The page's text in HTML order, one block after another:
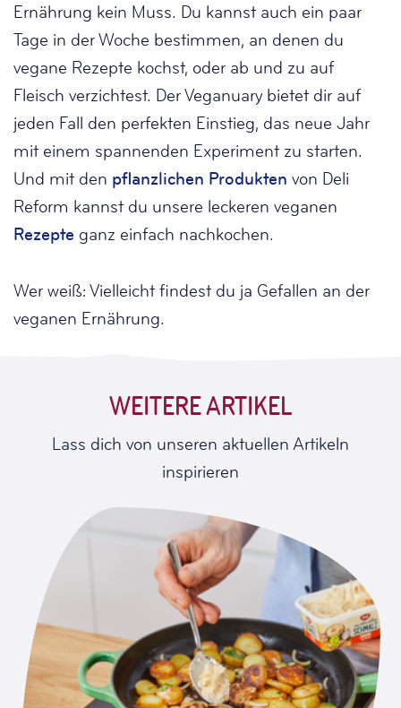
Ernährung kein Muss. Du kannst auch ein paar
Tage in der Woche bestimmen, an denen du
vegane Rezepte kochst, oder ab und zu auf
Fleisch verzichtest. Der Veganuary bietet dir auf
jeden Fall den perfekten Einstieg, das neue Jahr
mit einem spannenden Experiment zu starten.
Und mit den pflanzlichen Produkten von Deli
Reform kannst du unsere leckeren veganen
Rezepte ganz einfach nachkochen.
Wer weiß: Vielleicht findest du ja Gefallen an der
veganen Ernährung.
WEITERE ARTIKEL
Lass dich von unseren aktuellen Artikeln
inspirieren